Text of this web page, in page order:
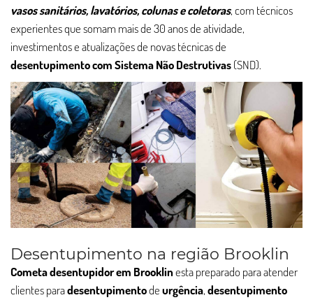
vasos sanitários, lavatórios, colunas e coletoras, com técnicos
experientes que somam mais de 30 anos de atividade,
investimentos e atualizações de novas técnicas de
desentupimento com Sistema Não Destrutivas(SND).
Desentupimento na região Brooklin
Cometa desentupidor em Brooklinesta preparado para atender
clientes paradesentupimentodeurgência,desentupimento